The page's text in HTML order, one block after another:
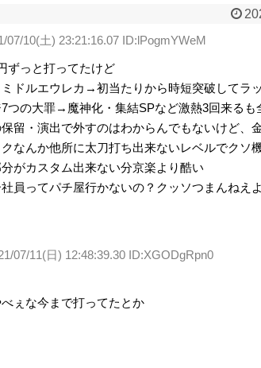
07/10(土) 23:21:16.07 ID:lPogmYWeM
ずっと打ってたけど
ドルエウレカ→初当たりから時短突破してラ
つの大罪→魔神化・集結SPなど激熱3回来るも
留・演出で外すのはわからんでもないけど、
クなんか他所に太刀打ち出来ないレベルでクソ
がカスタム出来ない分京楽より酷い
員ってパチ屋行かないの？クッソつまんねえよ
07/11(日) 12:48:39.30 ID:XGODgRpn0
ぇな今まで打ってたとか